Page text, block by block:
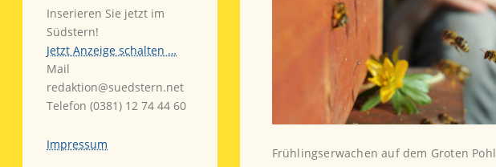
Inserieren Sie jetzt im
Südstern!
Jetzt Anzeige schalten …
Mail
redaktion@suedstern.net
Telefon (0381) 12 74 44 60
Impressum
Frühlingserwachen auf dem Groten Pohl